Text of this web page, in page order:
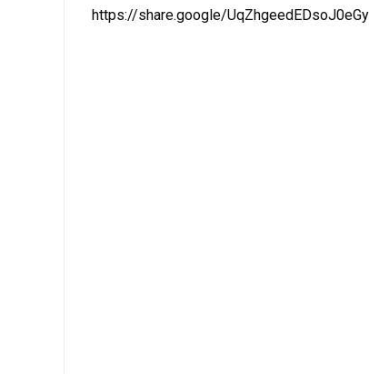
https://share.google/UqZhgeedEDsoJ0eGy